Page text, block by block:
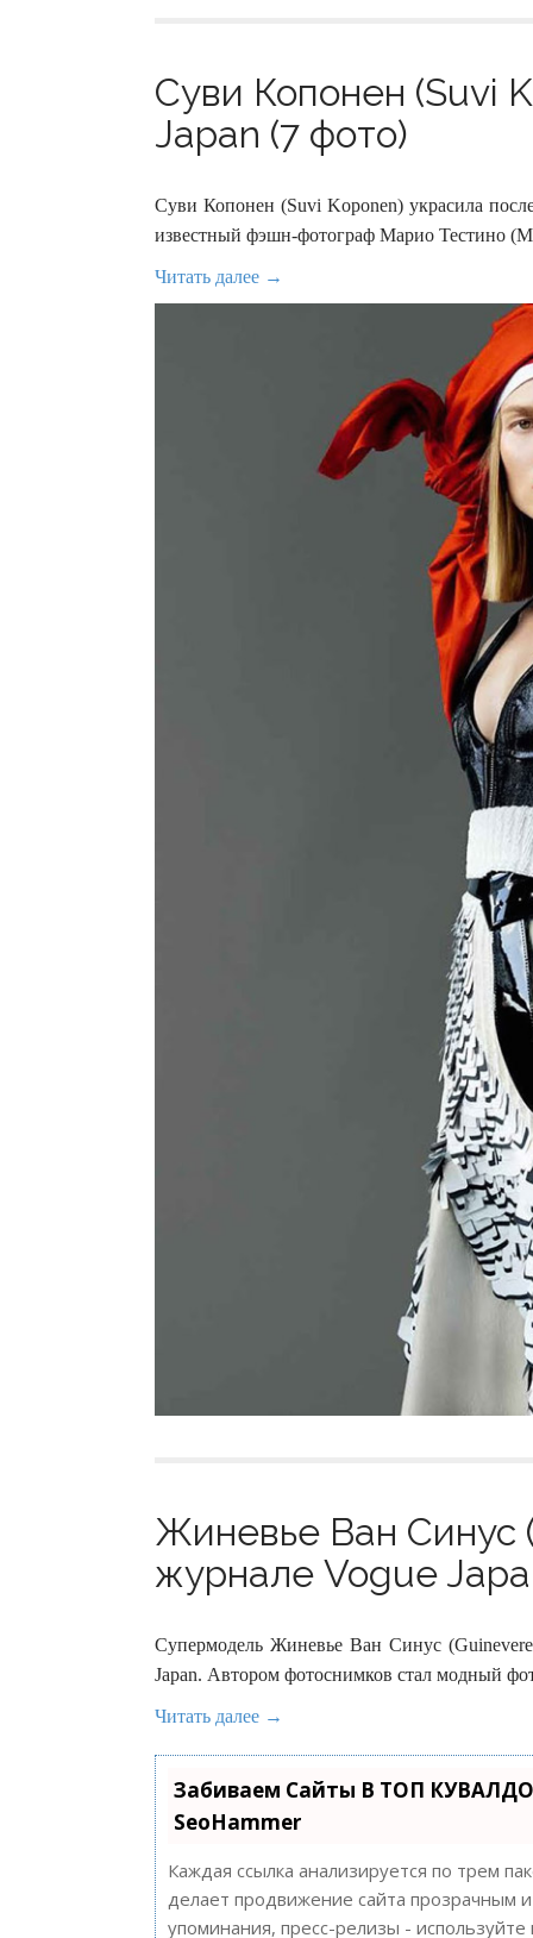
Суви Копонен (Suvi
Japan (7 фото)
Суви Копонен (Suvi Koponen) украсила
известный фэшн-фотограф Марио Тестино
Читать далее →
Жиневье Ван Синус
журнале Vogue
Супермодель Жиневье Ван Синус
Japan. Автором фотоснимков стал модный
Читать далее →
Забиваем Сайты В ТОП
SeoHammer
Каждая ссылка анализируется по трем
делает продвижение сайта прозрачным
упоминания, пресс-релизы -